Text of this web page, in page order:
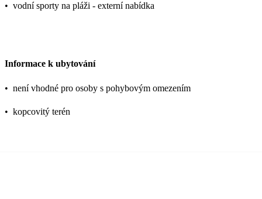
• vodní sporty na pláži - externí nabídka
Informace k ubytování
• není vhodné pro osoby s pohybovým omezením
• kopcovitý terén